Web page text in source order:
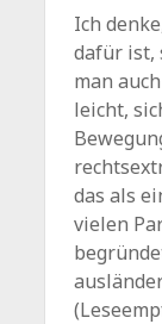
Ich
dafür ist,
man
leicht,
das als
vielen